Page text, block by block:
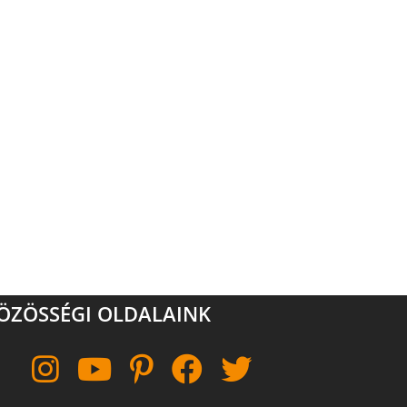
OLDALAINK
InstagramYouTubePinterest FacebookTwitter